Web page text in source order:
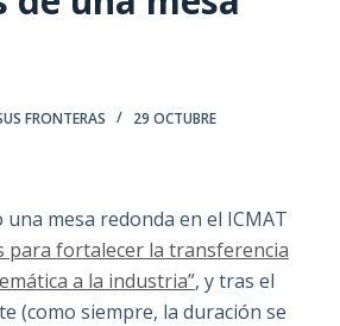
FRONTERAS
29 OCTUBRE
mesa redonda en el ICMAT
para fortalecer la transferencia
a la industria”, y tras el
(como siempre, la duración se